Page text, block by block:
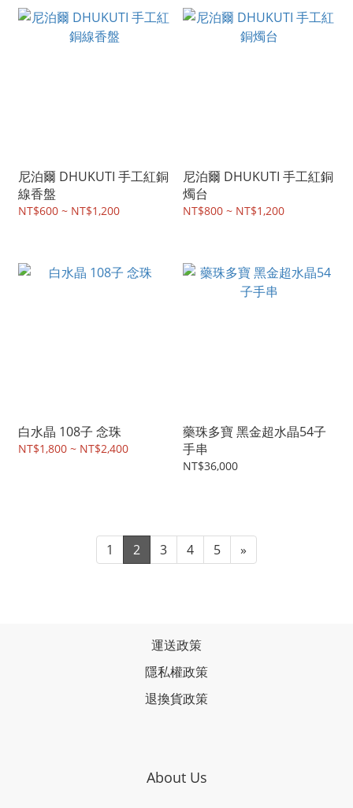
尼泊爾 DHUKUTI 手工紅銅
線香盤
NT$600 ~ NT$1,200
尼泊爾 DHUKUTI 手工紅銅
燭台
NT$800 ~ NT$1,200
白水晶 108子 念珠
NT$1,800 ~ NT$2,400
藥珠多寶 黑金超水晶54子
手串
NT$36,000
1 2 3 4 5 »
運送政策
隱私權政策
退換貨政策
About Us